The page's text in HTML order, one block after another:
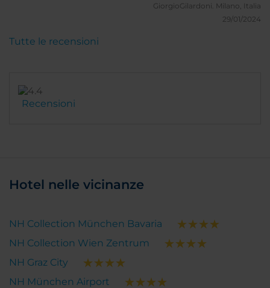
GiorgioGilardoni. Milano, Italia
29/01/2024
Recensioni
Tutte le recensioni
Hotel nelle vicinanze
NH Collection München Bavaria
NH Collection Wien Zentrum
NH Graz City
NH München Airport